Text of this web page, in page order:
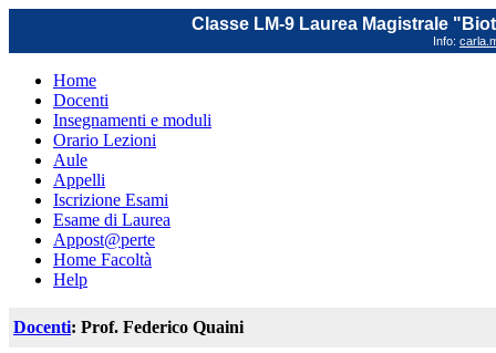
Classe LM-9 Laurea Magistrale
Info:
Home
Docenti
Insegnamenti e moduli
Orario Lezioni
Aule
Appelli
Iscrizione Esami
Esame di Laurea
Appost@perte
Home Facoltà
Help
Docenti: Prof. Federico Quaini